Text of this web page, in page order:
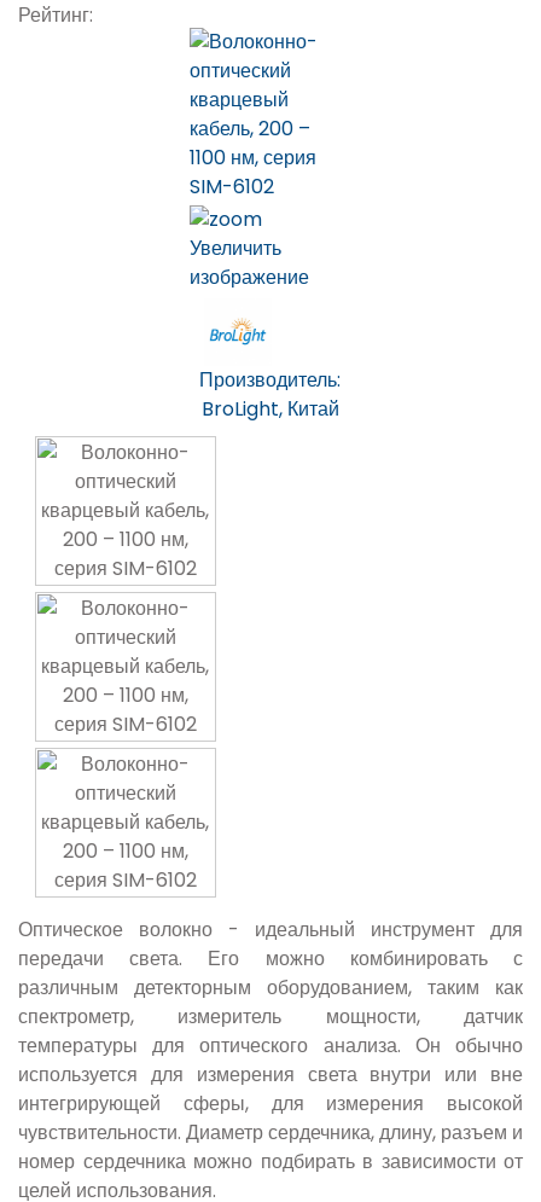
Рейтинг:
Увеличить
изображение
Производитель:
BroLight, Китай
Оптическое волокно - идеальный инструмент для
передачи света. Его можно комбинировать с
различным детекторным оборудованием, таким как
спектрометр, измеритель мощности, датчик
температуры для оптического анализа. Он обычно
используется для измерения света внутри или вне
интегрирующей сферы, для измерения высокой
чувствительности. Диаметр сердечника, длину, разъем и
номер сердечника можно подбирать в зависимости от
целей использования.